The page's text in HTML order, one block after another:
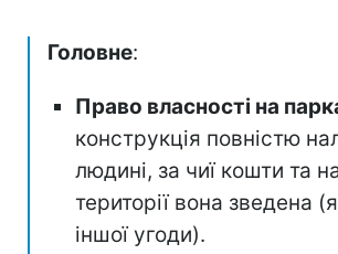
Головне:
Право власності на
конструкція повністю
людині, за чиї кошти та
території вона зведена
іншої угоди).